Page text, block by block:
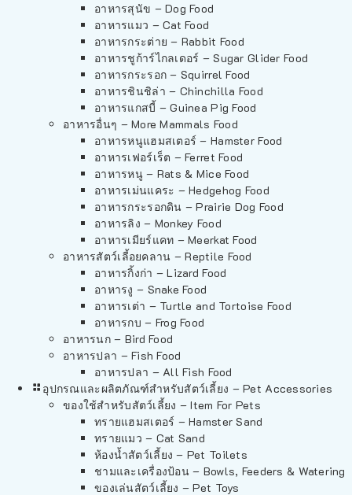
อาหารสุนัข – Dog Food
อาหารแมว – Cat Food
อาหารกระต่าย – Rabbit Food
อาหารชูก้าร์ไกลเดอร์ – Sugar Glider Food
อาหารกระรอก – Squirrel Food
อาหารชินชิล่า – Chinchilla Food
อาหารแกสบี้ – Guinea Pig Food
อาหารอื่นๆ – More Mammals Food
อาหารหนูแฮมสเตอร์ – Hamster Food
อาหารเฟอร์เร็ต – Ferret Food
อาหารหนู – Rats & Mice Food
อาหารเม่นแคระ – Hedgehog Food
อาหารกระรอกดิน – Prairie Dog Food
อาหารลิง – Monkey Food
อาหารเมียร์แคท – Meerkat Food
อาหารสัตว์เลี้อยคลาน – Reptile Food
อาหารกิ้งก่า – Lizard Food
อาหารงู – Snake Food
อาหารเต่า – Turtle and Tortoise Food
อาหารกบ – Frog Food
อาหารนก – Bird Food
อาหารปลา – Fish Food
อาหารปลา – All Fish Food
อุปกรณและผลิตภัณฑ์สำหรับสัตว์เลี้ยง – Pet Accessories
ของใช้สำหรับสัตว์เลี้ยง – Item For Pets
ทรายแฮมสเตอร์ – Hamster Sand
ทรายแมว – Cat Sand
ห้องน้ำสัตว์เลี้ยง – Pet Toilets
ชามและเครื่องป้อน – Bowls, Feeders & Watering
ของเล่นสัตว์เลี้ยง – Pet Toys